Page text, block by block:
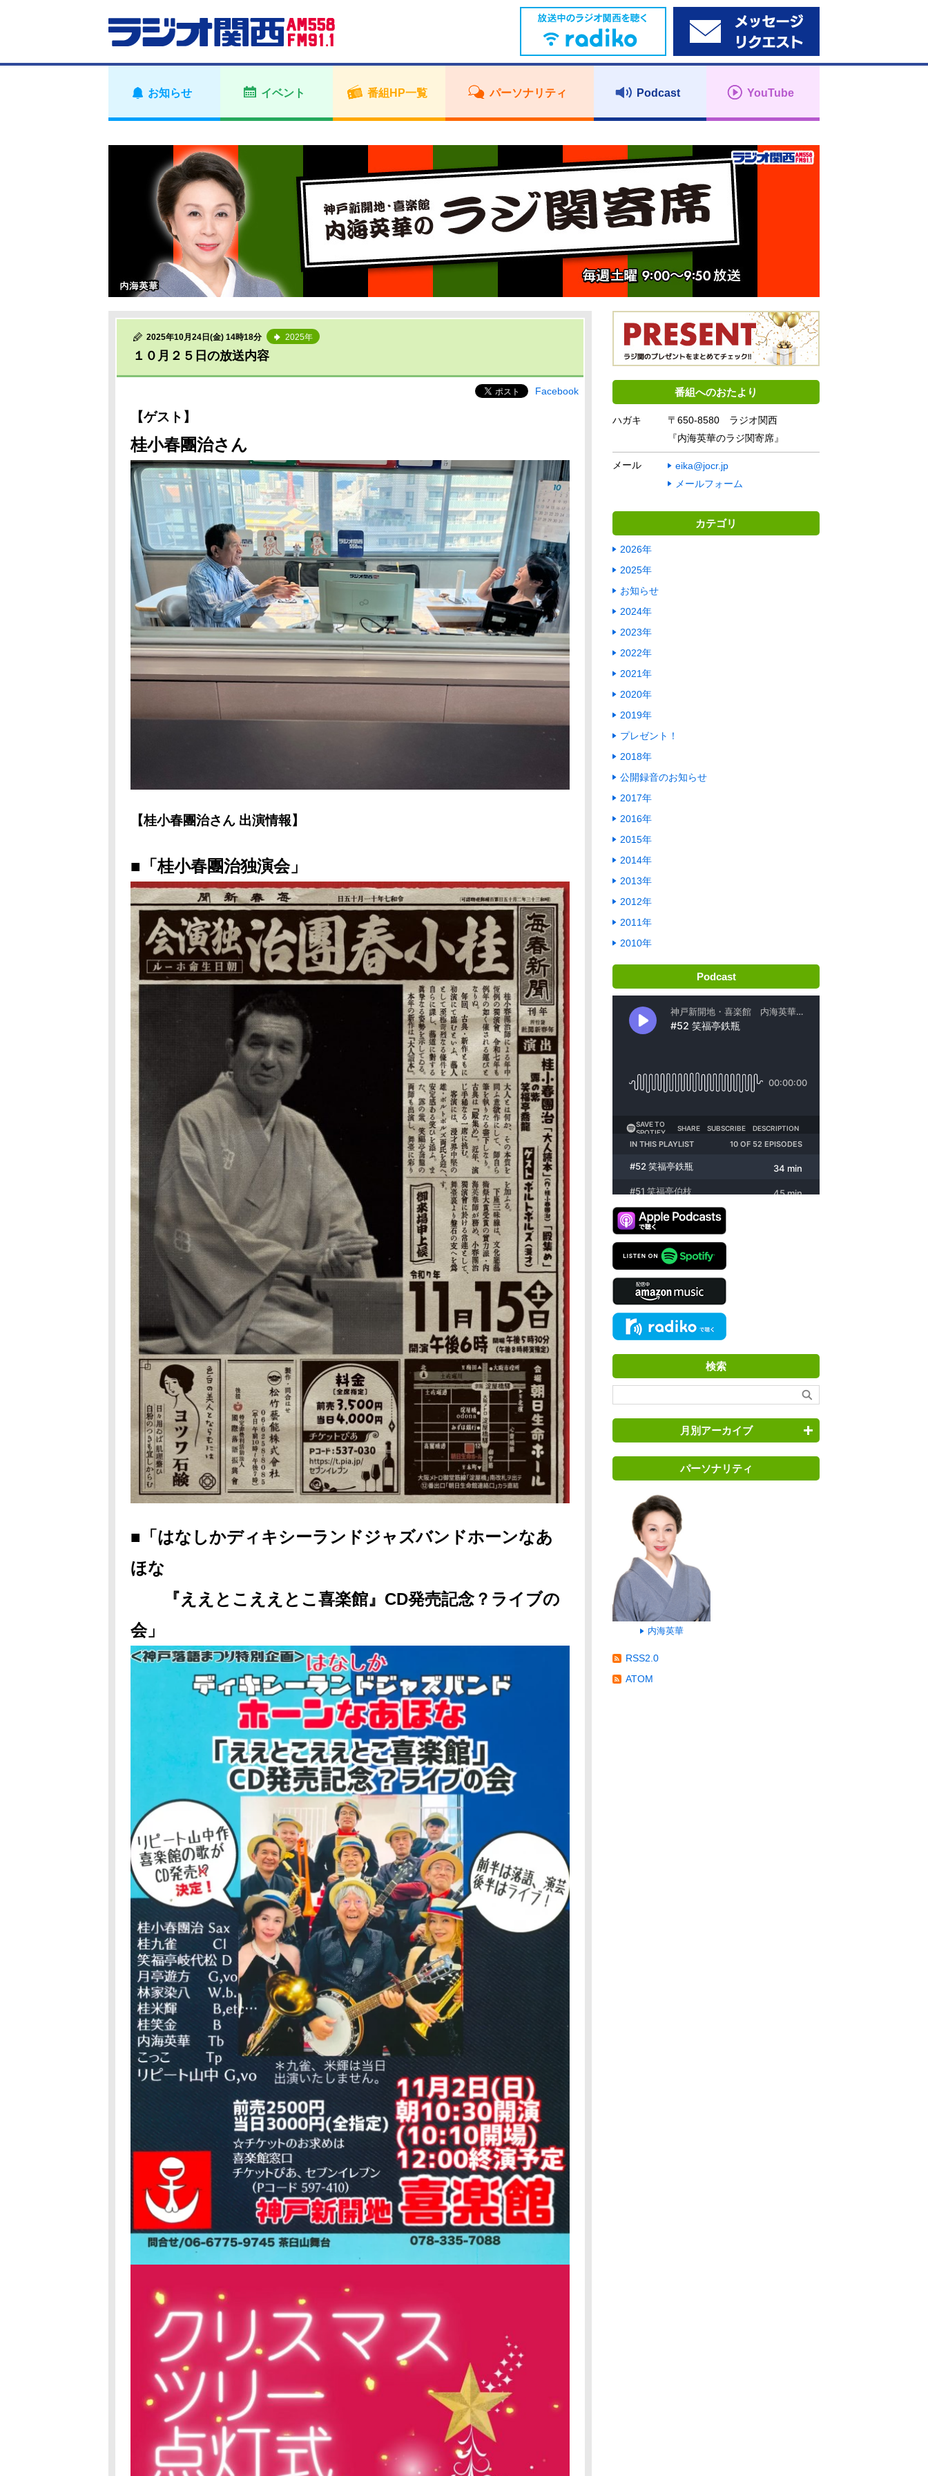
お知らせ イベント 番組HP一覧 パーソナリティ Podcast YouTube
2025年10月24日(金) 14時18分 2025年
１０月２５日の放送内容
Facebook
【ゲスト】
桂小春團治さん
【桂小春團治さん 出演情報】
■「桂小春團治独演会」
■「はなしかディキシーランドジャズバンドホーンなあ
ほな
『ええとこええとこ喜楽館』CD発売記念？ライブの
会」
番組へのおたより
ハガキ
〒650-8580 ラジオ関西
『内海英華のラジ関寄席』
メール
eika@jocr.jp
メールフォーム
カテゴリ
2026年
2025年
お知らせ
2024年
2023年
2022年
2021年
2020年
2019年
プレゼント！
2018年
公開録音のお知らせ
2017年
2016年
2015年
2014年
2013年
2012年
2011年
2010年
Podcast
検索
月別アーカイブ
パーソナリティ
内海英華
RSS2.0
ATOM